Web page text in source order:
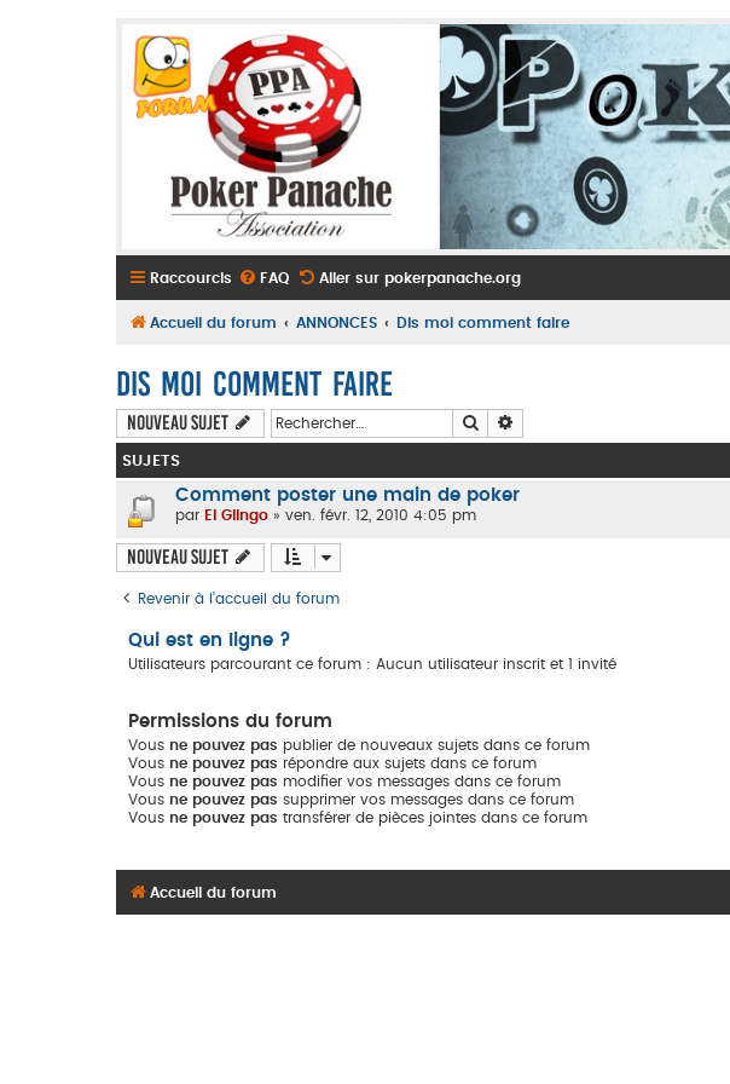
Raccourcis FAQ Aller sur pokerpanache.org
Accueil du forum ANNONCES Dis moi comment faire
Dis moi comment faire
Nouveau sujet Rechercher
SUJETS
Comment poster une main de poker
par El Glingo » ven. févr. 12, 2010 4:05 pm
Nouveau sujet
Revenir à l’accueil du forum
Qui est en ligne ?
Utilisateurs parcourant ce forum : Aucun utilisateur inscrit et 1 invité
Permissions du forum
Vous ne pouvez pas publier de nouveaux sujets dans ce forum
Vous ne pouvez pas répondre aux sujets dans ce forum
Vous ne pouvez pas modifier vos messages dans ce forum
Vous ne pouvez pas supprimer vos messages dans ce forum
Vous ne pouvez pas transférer de pièces jointes dans ce forum
Accueil du forum